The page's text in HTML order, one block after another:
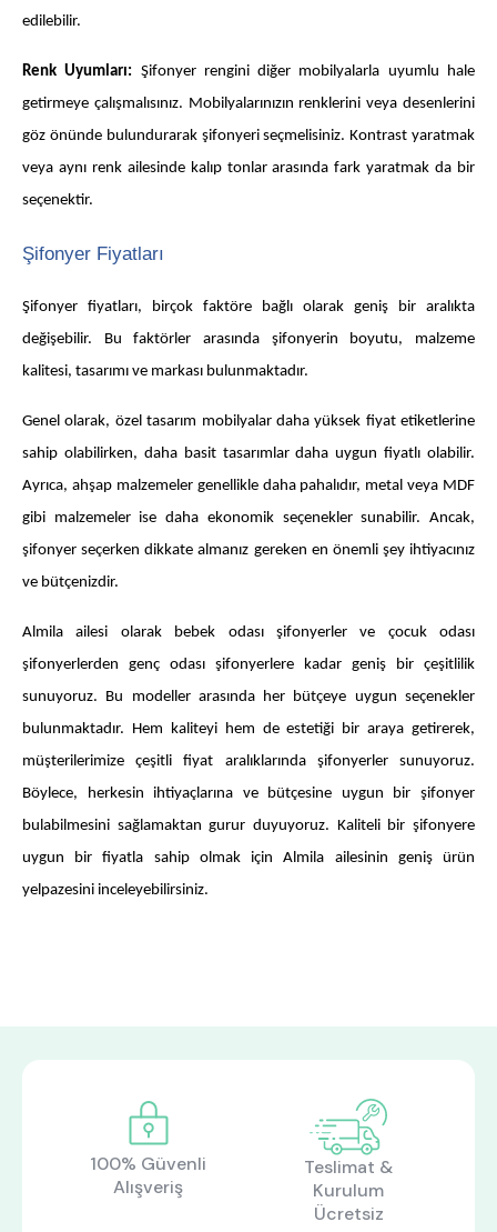
edilebilir.
Renk Uyumları: Şifonyer rengini diğer mobilyalarla uyumlu hale
getirmeye çalışmalısınız. Mobilyalarınızın renklerini veya desenlerini
göz önünde bulundurarak şifonyeri seçmelisiniz. Kontrast yaratmak
veya aynı renk ailesinde kalıp tonlar arasında fark yaratmak da bir
seçenektir.
Şifonyer Fiyatları
Şifonyer fiyatları, birçok faktöre bağlı olarak geniş bir aralıkta
değişebilir. Bu faktörler arasında şifonyerin boyutu, malzeme
kalitesi, tasarımı ve markası bulunmaktadır.
Genel olarak, özel tasarım mobilyalar daha yüksek fiyat etiketlerine
sahip olabilirken, daha basit tasarımlar daha uygun fiyatlı olabilir.
Ayrıca, ahşap malzemeler genellikle daha pahalıdır, metal veya MDF
gibi malzemeler ise daha ekonomik seçenekler sunabilir. Ancak,
şifonyer seçerken dikkate almanız gereken en önemli şey ihtiyacınız
ve bütçenizdir.
Almila ailesi olarak bebek odası şifonyerler ve çocuk odası
şifonyerlerden genç odası şifonyerlere kadar geniş bir çeşitlilik
sunuyoruz. Bu modeller arasında her bütçeye uygun seçenekler
bulunmaktadır. Hem kaliteyi hem de estetiği bir araya getirerek,
müşterilerimize çeşitli fiyat aralıklarında şifonyerler sunuyoruz.
Böylece, herkesin ihtiyaçlarına ve bütçesine uygun bir şifonyer
bulabilmesini sağlamaktan gurur duyuyoruz. Kaliteli bir şifonyere
uygun bir fiyatla sahip olmak için Almila ailesinin geniş ürün
yelpazesini inceleyebilirsiniz.
100% Güvenli
Alışveriş
Teslimat &
Kurulum
Ücretsiz